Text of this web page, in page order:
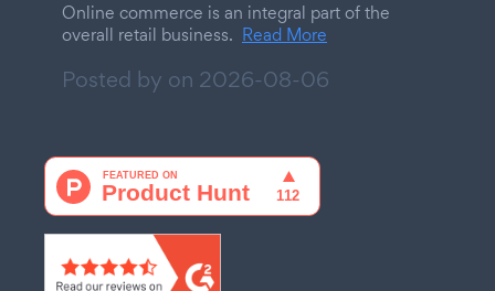
Online commerce is an integral part of the
overall retail business. Read More
Posted by on 2026-08-06